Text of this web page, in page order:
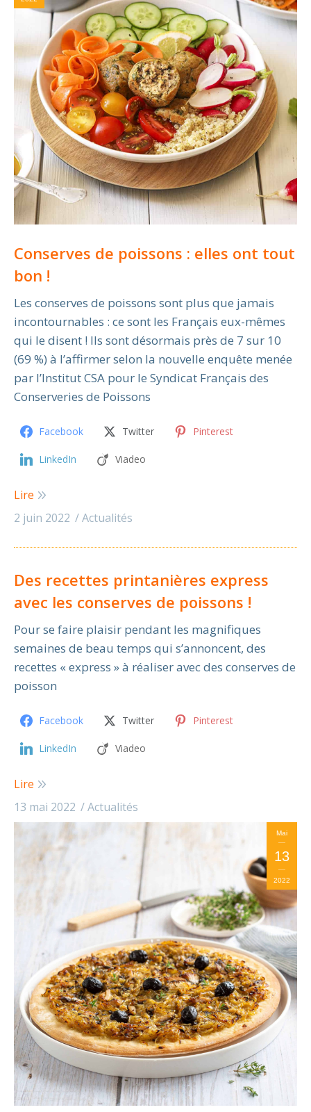
Conserves de poissons : elles ont tout
bon !
Les conserves de poissons sont plus que jamais
incontournables : ce sont les Français eux-mêmes
qui le disent ! Ils sont désormais près de 7 sur 10
(69 %) à l’affirmer selon la nouvelle enquête menée
par l’Institut CSA pour le Syndicat Français des
Conserveries de Poissons
Facebook Twitter Pinterest
LinkedIn Viadeo
Lire
2 juin 2022
Actualités
Des recettes printanières express
avec les conserves de poissons !
Pour se faire plaisir pendant les magnifiques
semaines de beau temps qui s’annoncent, des
recettes « express » à réaliser avec des conserves de
poisson
Facebook Twitter Pinterest
LinkedIn Viadeo
Lire
13 mai 2022
Actualités
Mai
13
2022